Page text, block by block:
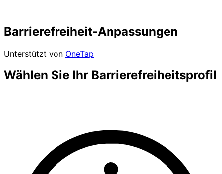
Barrierefreiheit-Anpassungen
Unterstützt von OneTap
Wählen Sie Ihr Barrierefreiheitsprofil